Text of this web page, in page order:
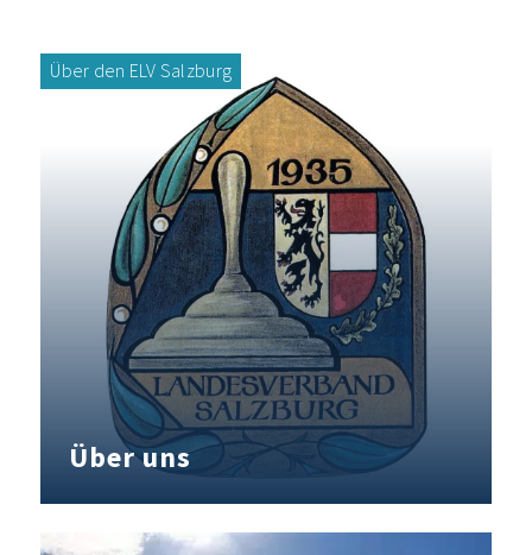
Über den ELV Salzburg
Über uns